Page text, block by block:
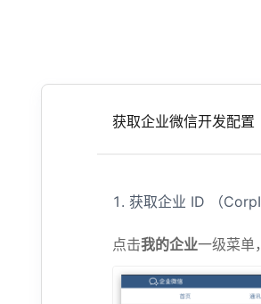
获取企业微信开发配置
获取企业 ID （
点击我的企业一级菜单